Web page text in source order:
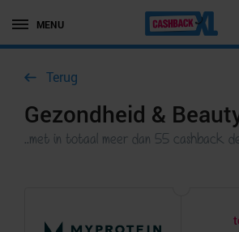
MENU
Terug
Gezondheid &
..met in totaal meer dan 55 cashback